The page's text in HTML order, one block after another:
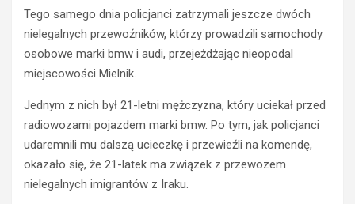
Tego samego dnia policjanci zatrzymali jeszcze dwóch
nielegalnych przewoźników, którzy prowadzili samochody
osobowe marki bmw i audi, przejeżdżając nieopodal
miejscowości Mielnik.
Jednym z nich był 21-letni mężczyzna, który uciekał przed
radiowozami pojazdem marki bmw. Po tym, jak policjanci
udaremnili mu dalszą ucieczkę i przewieźli na komendę,
okazało się, że 21-latek ma związek z przewozem
nielegalnych imigrantów z Iraku.
o
d
k
o
w
c
s
N
e
ź
w
y